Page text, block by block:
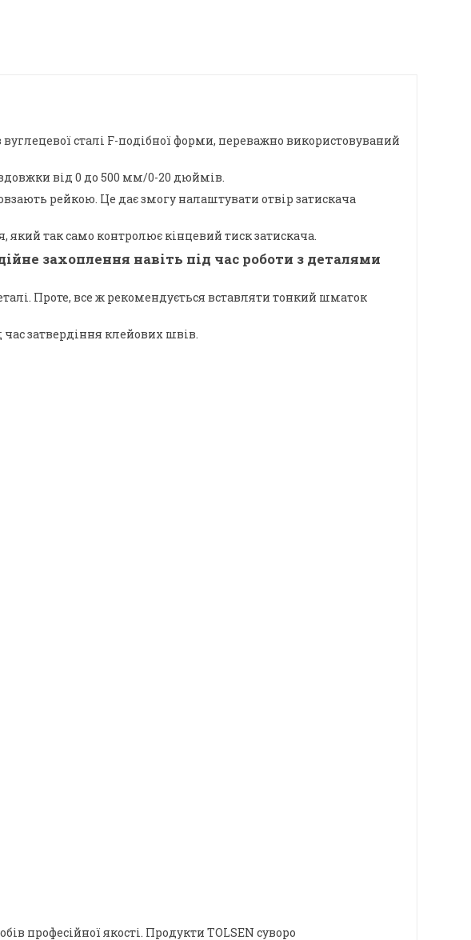
сталі F-подібної форми, переважно використовуваний
від 0 до 500 мм/0-20 дюймів.
рейкою. Це дає змогу налаштувати отвір затискача
так само контролює кінцевий тиск затискача.
захоплення навіть під час роботи з деталями
Проте, все ж рекомендується вставляти тонкий шматок
час затвердіння клейових швів.
професійної якості. Продукти TOLSEN суворо